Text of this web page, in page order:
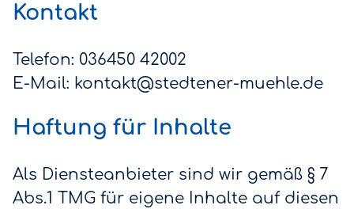
Kontakt
Telefon: 036450 42002
E-Mail: kontakt@stedtener-muehle.de
Haftung für Inhalte
Als Diensteanbieter sind wir gemäß § 7
Abs.1 TMG für eigene Inhalte auf diesen